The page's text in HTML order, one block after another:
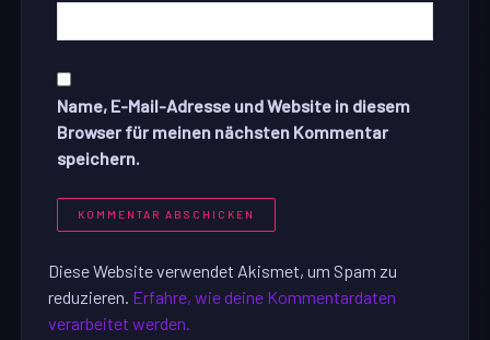
Name, E-Mail-Adresse und Website in diesem
Browser für meinen nächsten Kommentar
speichern.
Diese Website verwendet Akismet, um Spam zu
reduzieren. Erfahre, wie deine Kommentardaten
verarbeitet werden.